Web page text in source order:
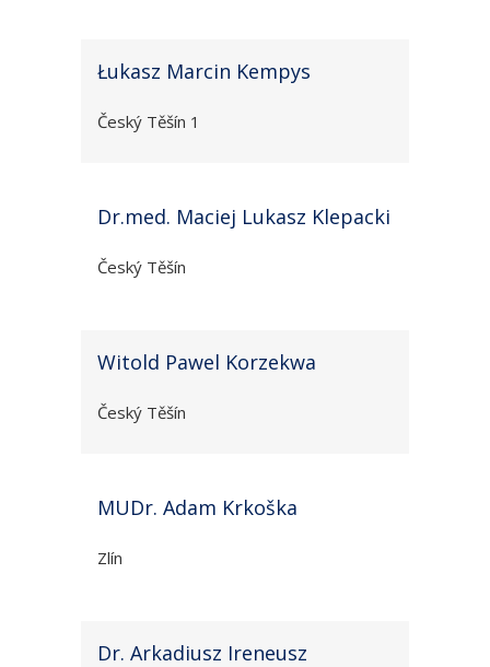
Łukasz Marcin Kempys
Český Těšín 1
Dr.med. Maciej Lukasz Klepacki
Český Těšín
Witold Pawel Korzekwa
Český Těšín
MUDr. Adam Krkoška
Zlín
Dr. Arkadiusz Ireneusz